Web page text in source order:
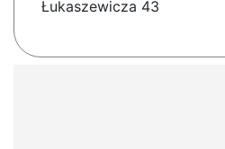
Łukaszewicza 43